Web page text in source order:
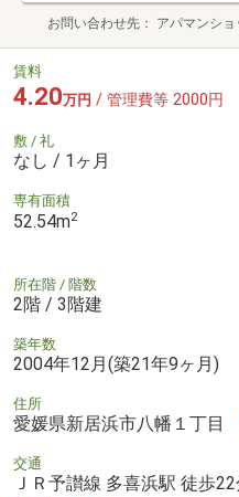
お問い合わせ先 アパマンシ
賃料
4.20万円 / 管理費等 2000円
敷 / 礼
なし / 1ヶ月
専有面積
52.54m2
所在階 / 階数
2階 / 3階建
築年数
2004年12月(築21年9ヶ月)
住所
愛媛県新居浜市八幡１丁目
交通
ＪＲ予讃線 多喜浜駅 徒歩22